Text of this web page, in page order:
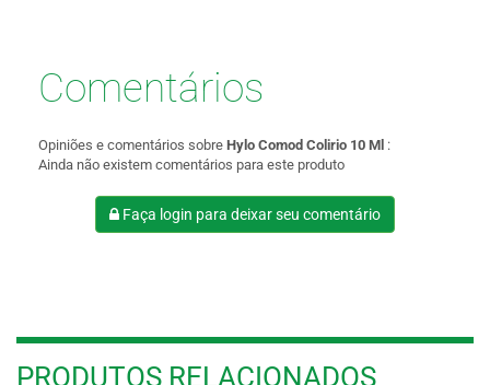
Comentários
Opiniões e comentários sobre Hylo Comod Colirio 10 Ml :
Ainda não existem comentários para este produto
Faça login para deixar seu comentário
PRODUTOS RELACIONADOS